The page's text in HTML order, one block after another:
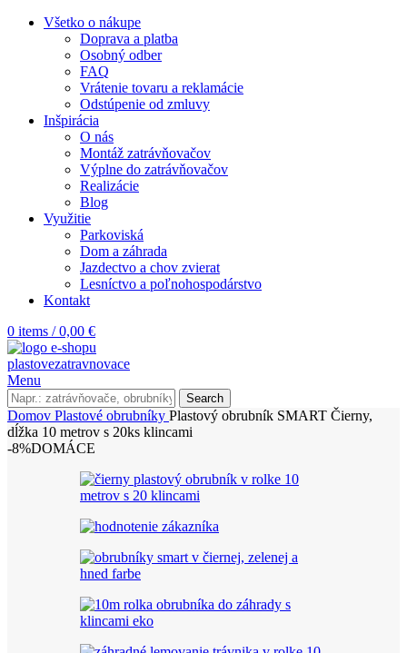
Všetko o nákupe
Doprava a platba
Osobný odber
FAQ
Vrátenie tovaru a reklamácie
Odstúpenie od zmluvy
Inšpirácia
O nás
Montáž zatrávňovačov
Výplne do zatrávňovačov
Realizácie
Blog
Využitie
Parkoviská
Dom a záhrada
Jazdectvo a chov zvierat
Lesníctvo a poľnohospodárstvo
Kontakt
0 items / 0,00 €
Menu
Search
Domov Plastové obrubníky Plastový obrubník SMART Čierny,
dĺžka 10 metrov s 20ks klincami
-8%DOMÁCE